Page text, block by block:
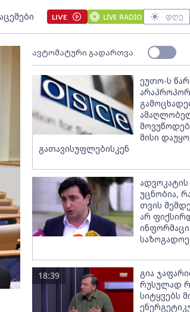
LIVE LIVE RADIO დღე
ავტომატური გადართვა
ეუთო-ს
მისი
გათავისუფლებისკენ
უცნობია,
თვის
არ
გია
რუსულად
სიტყვებს
18:39